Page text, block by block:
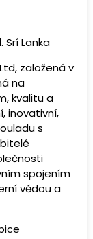
Srí Lanka
založená v
na
kvalitu a
inovativní,
s
spojením
vědou a